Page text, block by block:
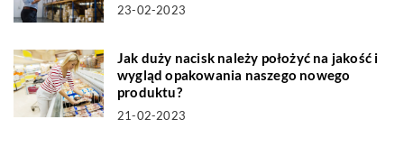
23-02-2023
Jak duży nacisk należy położyć na jakość i
wygląd opakowania naszego nowego
produktu?
21-02-2023